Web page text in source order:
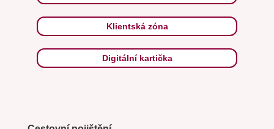
Klientská zóna
Digitální kartička